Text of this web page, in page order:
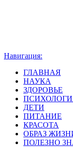
Навигация:
ГЛАВНАЯ
НАУКА
ЗДОРОВЬЕ
ДЕТИ
ПИТАНИЕ
КРАСОТА
ОБРАЗ
ПОЛЕЗНО